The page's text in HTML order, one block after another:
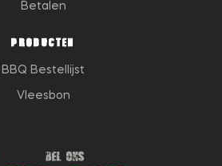
Betalen
PRODUCTEN
BBQ Bestellijst
Vleesbon
Bel ons